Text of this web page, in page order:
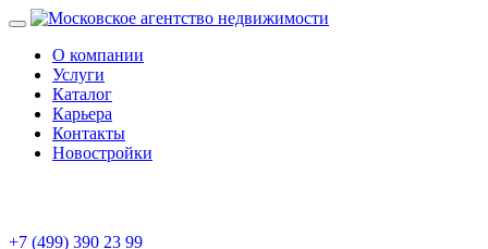
О компании
Услуги
Каталог
Карьера
Контакты
Новостройки
+7 (499) 390 23 99